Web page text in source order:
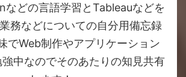
などの言語学習とTableauなどを
務などについての自分用備忘録
でWeb制作やアプリケーション
中なのでそのあたりの知見共有